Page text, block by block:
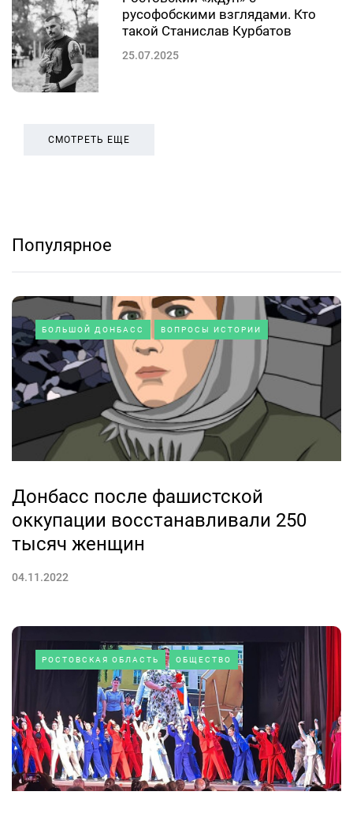
русофобскими взглядами. Кто
такой Станислав Курбатов
25.07.2025
СМОТРЕТЬ ЕЩЕ
Популярное
БОЛЬШОЙ ДОНБАСС ВОПРОСЫ ИСТОРИИ
Донбасс после фашистской
оккупации восстанавливали 250
тысяч женщин
04.11.2022
РОСТОВСКАЯ ОБЛАСТЬ ОБЩЕСТВО